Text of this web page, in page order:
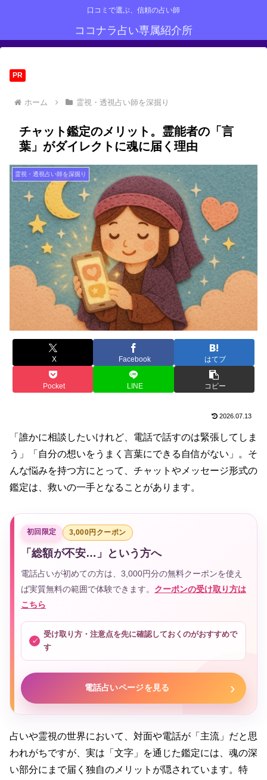
口コミで選ぶ、信頼の占い師
ココナラ占い専属紹介所
PR
ホーム 霊視・透視占い師を深掘り
チャット鑑定のメリット。霊能者の「言
葉」がダイレクトに魂に届く理由
霊視・透視占い師を深掘り
X Facebook はてブ
Pocket LINE コピー
2026.07.13
「誰かに相談したいけれど、電話で話すのは緊張してしま
う」「自分の想いをうまく言葉にできる自信がない」。そ
んな悩みを持つ方にとって、チャットやメッセージ形式の
鑑定は、救いの一手となることがあります。
初回限定 3,000円クーポン
「総額が不安…」という方へ
電話占いが初めての方は、3,000円分の無料クーポンを使え
ば実質無料の範囲で体験できます。 クーポンの受け取り方は
こちら
受け取り方・注意点を先に確認しておくのがおすすめで
す
電話占いページを見る
占いや霊視の世界において、対面や電話が「主流」だと思
われがちですが、実は「文字」を通じた鑑定には、魂の深
い部分にまで届く独自のメリットが隠されています。特